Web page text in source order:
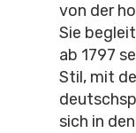
von der
Sie
ab 1797
Stil, mit
sich in